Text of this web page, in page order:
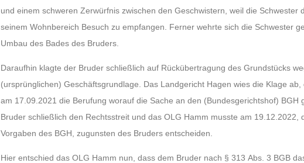
und einem schweren Zerwürfnis zwischen den Geschwistern, weil die Schwester
seinem Wohnbereich Besuch zu empfangen. Ferner wehrte sich die Schwester
Umbau des Bades des Bruders.
Daraufhin klagte der Bruder schließlich auf Rückübertragung des Grundstücks
(ursprünglichen) Geschäftsgrundlage. Das Landgericht Hagen wies die Klage
am 17.09.2021 die Berufung worauf die Sache an den (Bundesgerichtshof) BGH
Bruder schließlich den Rechtsstreit und das OLG Hamm musste am 19.12.2022,
Vorgaben des BGH, zugunsten des Bruders entscheiden.
Hier entschied das OLG Hamm nun, dass dem Bruder nach § 313 Abs. 3 BGB